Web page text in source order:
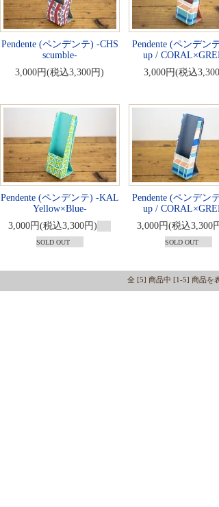
Pendente (ペンデンテ) -CHS
scumble-
3,000円(税込3,300円)
Pendente (ペンデン
up /
3,000円(税込
Pendente (ペンデンテ) -KAL
Yellow×Blue-
3,000円(税込3,300円)
SOLD OUT
Pendente (ペンデン
up /
3,000円(税込3,300
SOLD OUT
全 [5] 商品中 [1-5] 商品を